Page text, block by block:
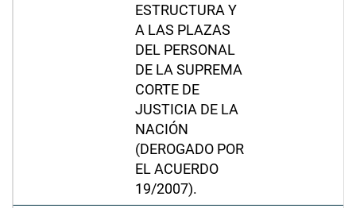
ESTRUCTURA Y
A LAS PLAZAS
DEL PERSONAL
DE LA SUPREMA
CORTE DE
JUSTICIA DE LA
NACIÓN
(DEROGADO POR
EL ACUERDO
19/2007).